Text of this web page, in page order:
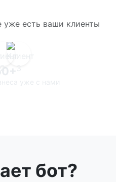
уже есть ваши клиенты
бот?